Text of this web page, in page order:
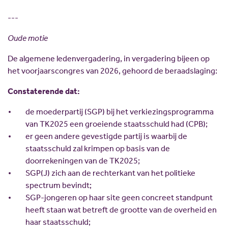
---
Oude motie
De algemene ledenvergadering, in vergadering bijeen op
het voorjaarscongres van 2026, gehoord de beraadslaging:
Constaterende dat:
de moederpartij (SGP) bij het verkiezingsprogramma
van TK2025 een groeiende staatsschuld had (CPB);
er geen andere gevestigde partij is waarbij de
staatsschuld zal krimpen op basis van de
doorrekeningen van de TK2025;
SGP(J) zich aan de rechterkant van het politieke
spectrum bevindt;
SGP-jongeren op haar site geen concreet standpunt
heeft staan wat betreft de grootte van de overheid en
haar staatsschuld;